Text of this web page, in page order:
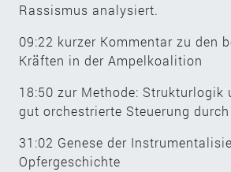
Rassismus analysiert.
09:22 kurzer Kommentar zu den
Kräften in der Ampelkoalition
18:50 zur Methode: Strukturlogik
gut orchestrierte Steuerung
31:02 Genese der
Opfergeschichte